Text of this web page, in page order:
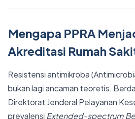
Mengapa PPRA
Akreditasi Rumah
Resistensi antimikroba
bukan lagi ancaman teoretis.
Direktorat Jenderal Pelayanan
prevalensi Extended-spectrum